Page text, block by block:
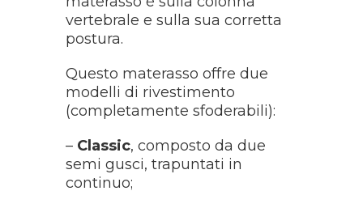
vertebrale e sulla sua corretta
postura.
Questo materasso offre due
modelli di rivestimento
(completamente sfoderabili):
– Classic, composto da due
semi gusci, trapuntati in
continuo;